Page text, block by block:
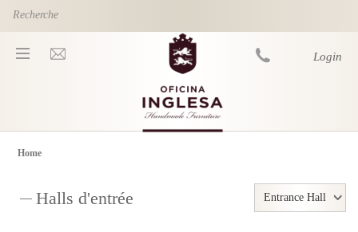
Skip to main content
Login
Home
Halls d'entrée Entrance Hall